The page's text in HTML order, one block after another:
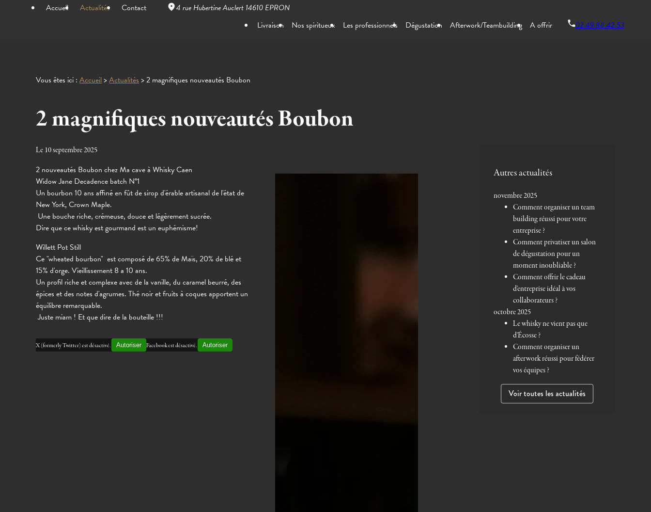
Accueil Actualités Contact 4 rue Hubertine Auclert 14610 EPRON
Livraison
Nos spiritueux Les professionnels Dégustation Afterwork/Teambuilding A offrir 02.49.88.42.53
Vous êtes ici : Accueil>Actualités> 2 magnifiques nouveautés Boubon
2 magnifiques nouveautés Boubon
Le10 septembre 2025
2 nouveautés Boubon chez Ma cave à Whisky Caen
Widow Jane Decadence batch N°1
Un bourbon 10 ans affiné en fût de sirop d'érable artisanal de l'état de
New York, Crown Maple.
Une bouche riche, crémeuse, douce et légèrement sucrée.
Dire que ce whisky est gourmand est un euphémisme!
Willett Pot Still
Ce "wheated bourbon" est composé de 65% de Maïs, 20% de blé et
15% d'orge. Vieillissement 8 a 10 ans.
Un profil riche et complexe avec de la vanille, du caramel beurré, des
épices et des notes d'agrumes. Thé noir et fruits à coques apportent un
équilibre remarquable.
Juste miam ! Et que dire de la bouteille !!!
X (formerly Twitter) est désactivé. Autoriser Facebook est désactivé. Autoriser
Autres actualités
novembre 2025
Comment organiser un team
building réussi pour votre
entreprise ?
Comment privatiser un salon
de dégustation pour un
moment inoubliable ?
Comment offrir le cadeau
d'entreprise idéal à vos
collaborateurs ?
octobre 2025
Le whisky ne vient pas que
d'Écosse ?
Comment organiser un
afterwork réussi pour fédérer
vos équipes ?
Voir toutes les actualités
Panneau de gestion des cookies